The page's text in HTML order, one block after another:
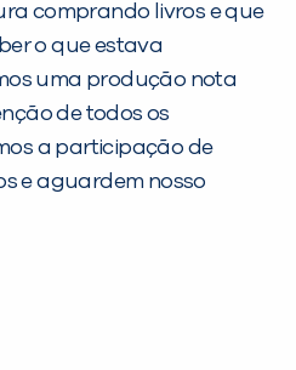
comprando livros e que
o que estava
uma produção nota
de todos os
a participação de
e aguardem nosso
dados abaixo e
em contato